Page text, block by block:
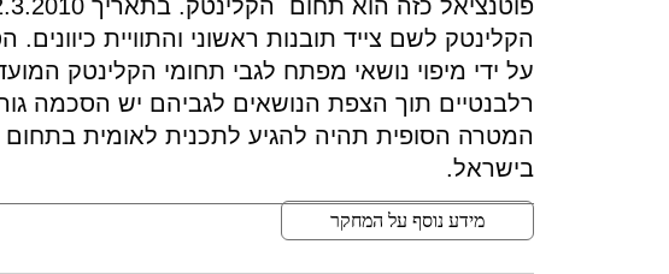
הקלינטק לשם צייד תובנות ראשוני והתוויית
על ידי מיפוי נושאי מפתח לגבי תחומי הקלינטק
רלבנטיים תוך הצפת הנושאים לגביהם יש הסכמה
המטרה הסופית תהיה להגיע לתכנית לאומית
בישראל.
מידע נוסף על המחקר